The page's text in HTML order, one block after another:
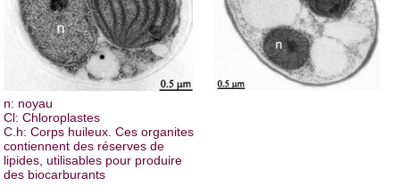
n: noyau
Cl: Chloroplastes
C.h: Corps huileux. Ces organites
contiennent des réserves de
lipides, utilisables pour produire
des biocarburants